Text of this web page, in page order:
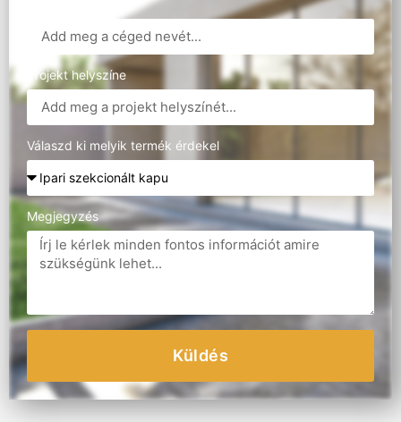
Projekt helyszíne
Válaszd ki melyik termék érdekel
Megjegyzés
Küldés